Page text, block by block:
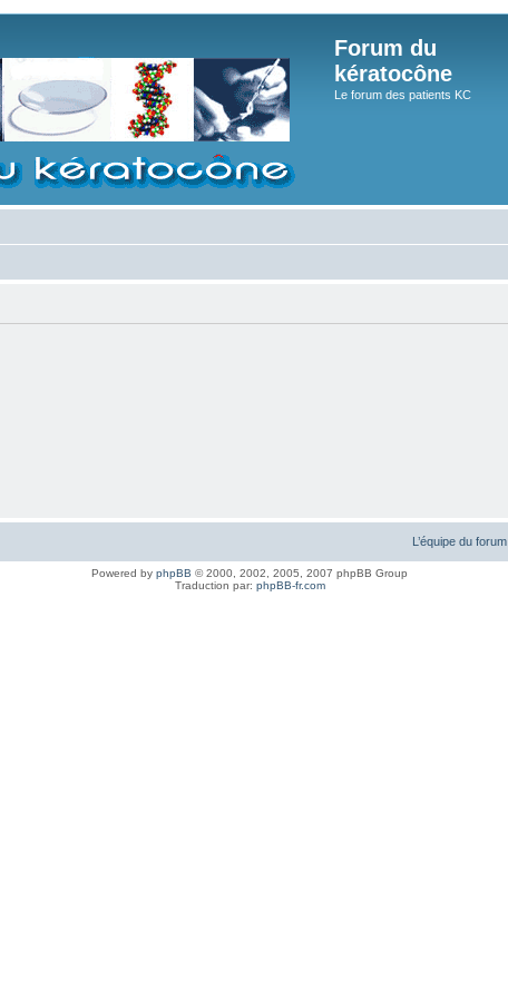
Forum du
kératocône
Le forum des patients KC
L’équipe du forum
Powered by phpBB © 2000, 2002, 2005, 2007 phpBB Group
Traduction par: phpBB-fr.com